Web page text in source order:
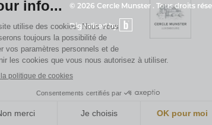
© 2026 Cercle Munster . Tous droits
Digitalised by